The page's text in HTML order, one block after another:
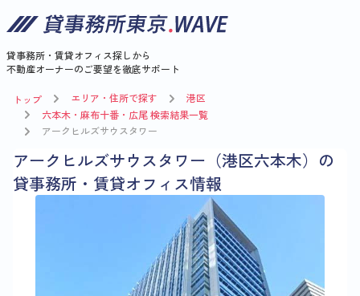
貸事務所・賃貸オフィス探しから
不動産オーナーのご要望を徹底サポート
トップ エリア・住所で探す
港区
六本木・麻布十番・広尾 検索結果一覧
アークヒルズサウスタワー
アークヒルズサウスタワー（港区六本木）の
貸事務所・賃貸オフィス情報